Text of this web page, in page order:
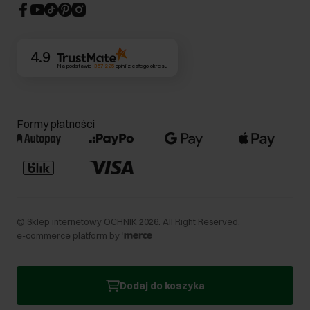
Dodaj do koszyka
CSR
4.9
Na podstawie 357 225opinii z całego okresu
Formy płatności
© Sklep internetowy OCHNIK 2026 . All Right Reserved.
e-commerce platform by